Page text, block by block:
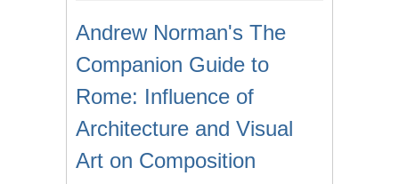
Andrew Norman's The
Companion Guide to
Rome: Influence of
Architecture and Visual
Art on Composition